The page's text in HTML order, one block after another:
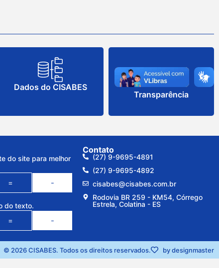
Dados do CISABES
Transparência
do site para melhor
= -
do texto.
= -
Contato
(27) 9-9695-4891
(27) 9-9695-4892
cisabes@cisabes.com.br
Rodovia BR 259 - KM54, Córrego
Estrela, Colatina - ES
© 2026 CISABES. Todos os direitos reservados. by designmaster